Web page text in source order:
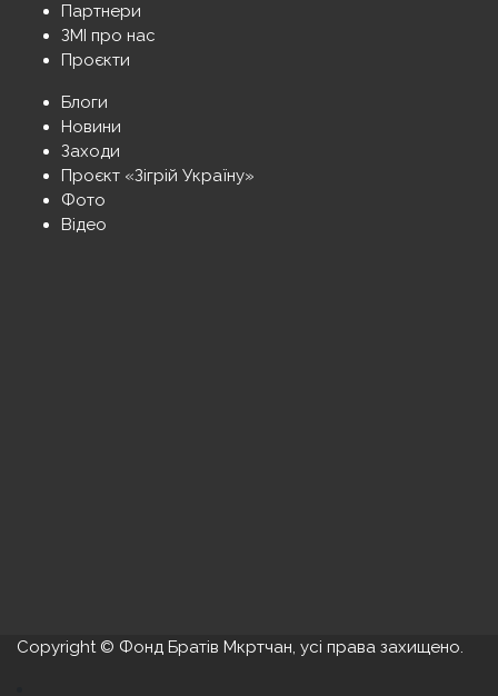
Партнери
ЗМІ про нас
Проєкти
Блоги
Новини
Заходи
Проєкт «Зігрій Україну»
Фото
Відео
Copyright © Фонд Братів Мкртчан, усі права захищено.